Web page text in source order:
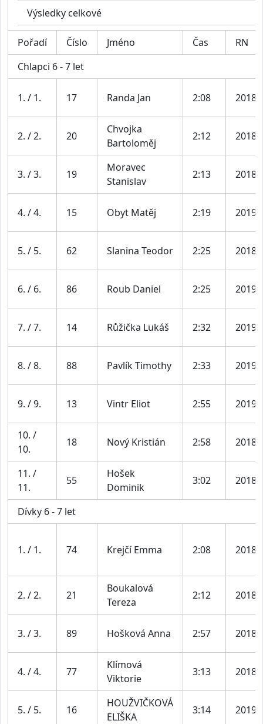
Výsledky celkové
Pořadí Číslo Jméno Čas
RN
Chlapci 6 - 7 let
1. / 1. 17 Randa Jan 2:08 2018
2. / 2. 20
Chvojka
Bartoloměj
2:12 2018
3. / 3. 19
Moravec
Stanislav
2:13 2018
4. / 4. 15 Obyt Matěj 2:19 2019
5. / 5. 62 Slanina Teodor 2:25 2018
6. / 6. 86 Roub Daniel 2:25 2019
7. / 7. 14 Růžička Lukáš 2:32 2019
8. / 8. 88 Pavlík Timothy 2:33 2019
9. / 9. 13 Vintr Eliot 2:55 2019
10. /
10.
18 Nový Kristián 2:58 2018
11. /
11.
55
Hošek
Dominik
3:02 2018
Dívky 6 - 7 let
1. / 1. 74 Krejčí Emma 2:08 2018
2. / 2. 21
Boukalová
Tereza
2:12 2018
3. / 3. 89 Hošková Anna 2:57 2018
4. / 4. 77
Klímová
Viktorie
3:13 2018
5. / 5. 16
HOUŽVIČKOVÁ
ELIŠKA
3:14 2019